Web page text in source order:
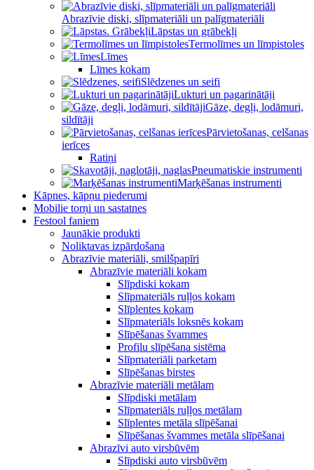
Abrazīvie diski, slīpmateriāli un palīgmateriāli
Lāpstas un grābekļi
Termolīmes un līmpistoles
Līmes
Līmes kokam
Slēdzenes un seifi
Lukturi un pagarinātāji
Gāze, degļi, lodāmuri,
sildītāji
Pārvietošanas, celšanas
ierīces
Ratiņi
Pneumatiskie instrumenti
Marķēšanas instrumenti
Kāpnes, kāpņu piederumi
Mobilie torņi un sastatnes
Festool faniem
Jaunākie produkti
Noliktavas izpārdošana
Abrazīvie materiāli, smilšpapīri
Abrazīvie materiāli kokam
Slīpdiski kokam
Slīpmateriāls ruļļos kokam
Slīplentes kokam
Slīpmateriāls loksnēs kokam
Slīpēšanas švammes
Profilu slīpēšana sistēma
Slīpmateriāli parketam
Slīpēšanas birstes
Abrazīvie materiāli metālam
Slīpdiski metālam
Slīpmateriāls ruļļos metālam
Slīplentes metāla slīpēšanai
Slīpēšanas švammes metāla slīpēšanai
Abrazīvi auto virsbūvēm
Slīpdiski auto virsbūvēm